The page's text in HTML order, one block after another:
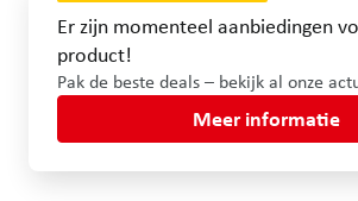
Er zijn momenteel aanbiedingen
product!
Pak de beste deals – bekijk al onze
Meer informatie